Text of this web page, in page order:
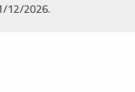
12/2026.